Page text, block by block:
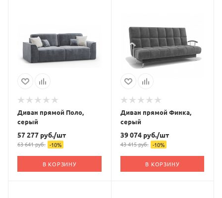
Диван прямой Поло,
серый
57 277 руб./шт
63 641руб. -10%
В КОРЗИНУ
Диван прямой Финка,
серый
39 074руб./шт
43 415руб. -10%
В КОРЗИНУ